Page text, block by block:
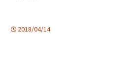
2018/04/14